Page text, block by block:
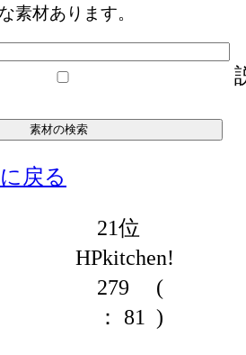
素材あります。
戻る
21位
HPkitchen!
279
(
： 81 )